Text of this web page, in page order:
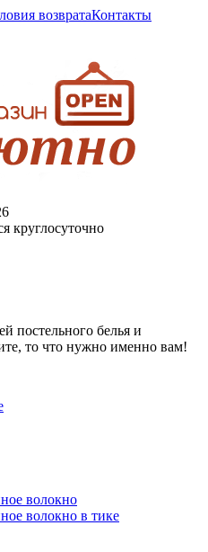
возвратаКонтакты
круглосуточно
постельного белья и
то что нужно именно вам!
волокно
волокно в тике